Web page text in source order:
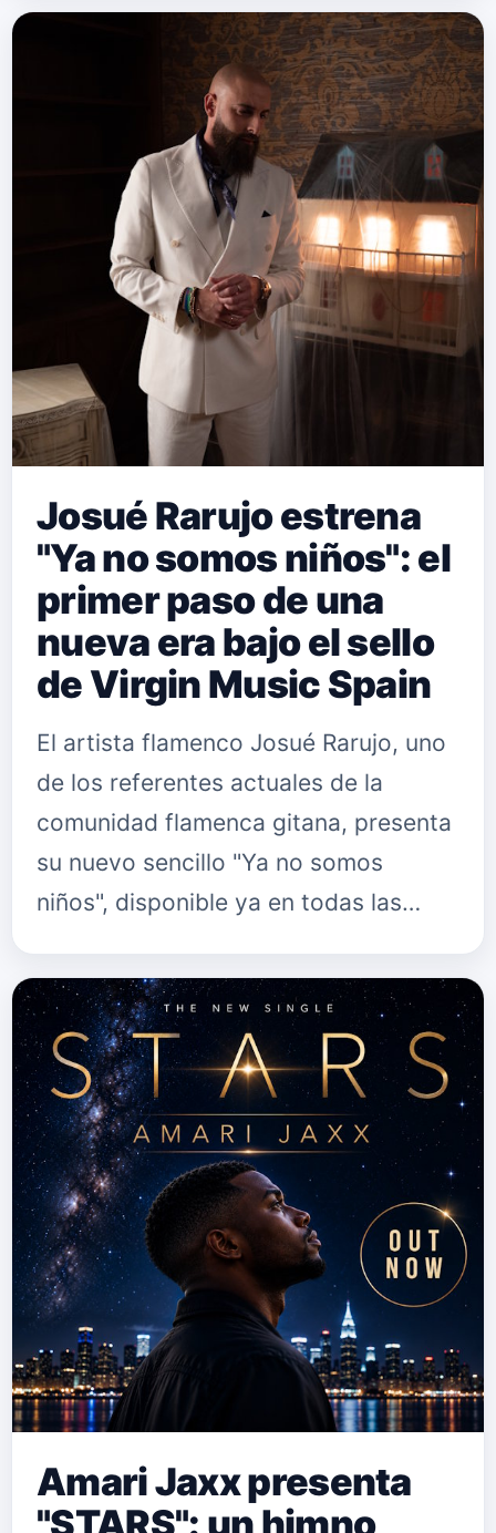
construir su nuevo single "Cariño mío".
Josué Rarujo estrena
"Ya no somos niños": el
primer paso de una
nueva era bajo el sello
de Virgin Music Spain
El artista flamenco Josué Rarujo, uno
de los referentes actuales de la
comunidad flamenca gitana, presenta
su nuevo sencillo "Ya no somos
niños", disponible ya en todas las
cuenta con un videoclip de alto…
Amari Jaxx presenta
"STARS": un himno